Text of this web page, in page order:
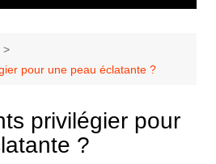
pour une peau éclatante ?
privilégier pour
?